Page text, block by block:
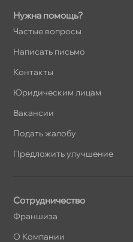
Нужна помощь?
Частые вопросы
Написать письмо
Контакты
Юридическим лицам
акансии
Подать жалобу
Предложить улучшение
Сотрудничество
Франшиза
О Компании